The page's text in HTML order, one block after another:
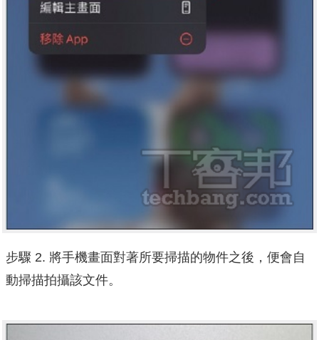
步驟 2. 將手機畫面對著所要掃描的物件之後，便會自
動掃描拍攝該文件。